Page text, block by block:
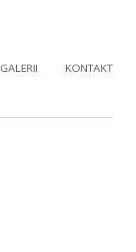
GALERII KONTAKT